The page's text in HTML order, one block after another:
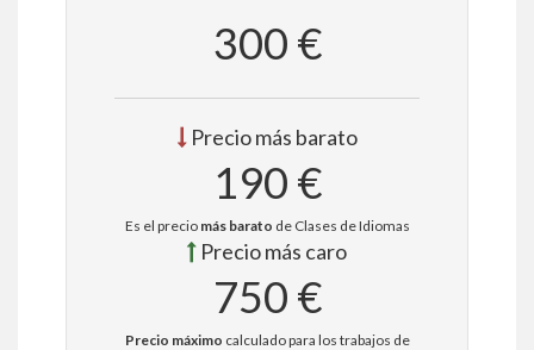
300 €
Precio más barato
190 €
Es el precio más barato de Clases de Idiomas
Precio más caro
750 €
Precio máximo calculado para los trabajos de